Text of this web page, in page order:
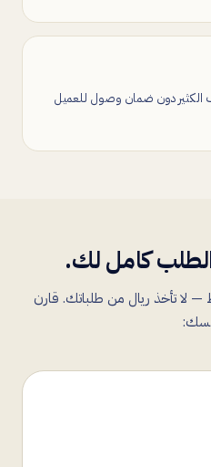
الكثير دون ضمان وصول للعميل
كامل لك.
لا تأخذ ريال من طلباتك. قارن